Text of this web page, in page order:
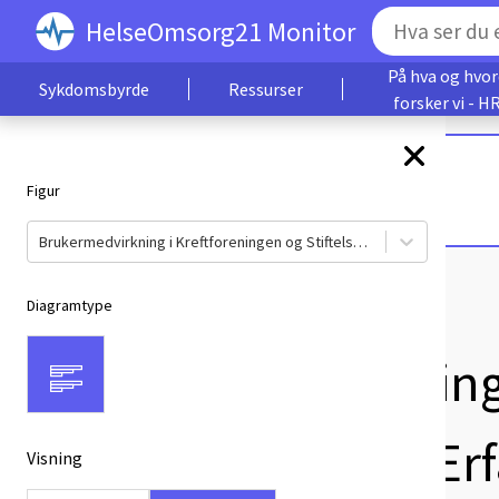
HelseOmsorg21 Monitor
Sykdomsbyrde Ressurser
På hva og
forsker vi -
Figur
Brukermedvirkning i Kreftforeningen og Stiftelsen Dam - Erfaringsbakgrunn
Diagramtype
VisningStiftelsen Dam -